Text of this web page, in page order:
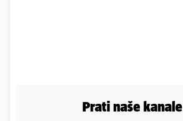
Prati naše kanale